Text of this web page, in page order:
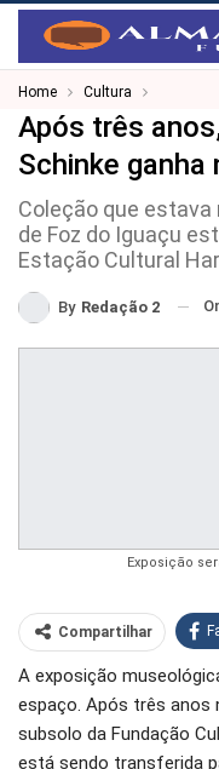
Home Cultura
Após três
Schinke ganha
Coleção que estava
de Foz do Iguaçu
Estação Cultural
By Redação 2
Exposição
Compartilhar
A exposição
espaço. Após três anos
subsolo da Fundação
está sendo transferida